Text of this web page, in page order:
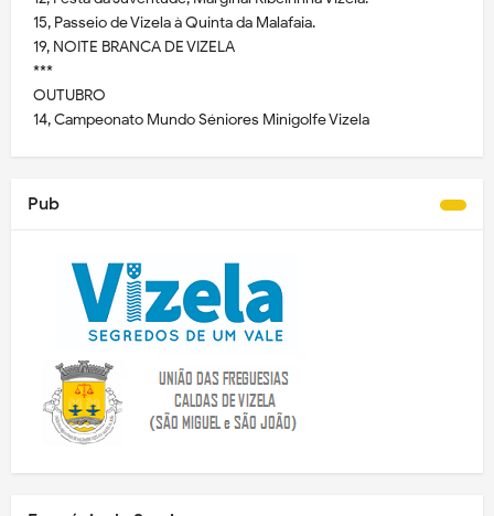
15, Passeio de Vizela à Quinta da Malafaia.
19, NOITE BRANCA DE VIZELA
***
OUTUBRO
14, Campeonato Mundo Séniores Minigolfe Vizela
Pub